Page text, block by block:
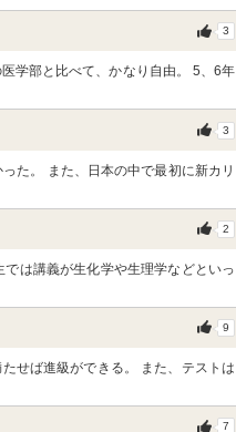
3
学部と比べて、かなり自由。 5、6年
3
た。 また、日本の中で最初に新カリ
2
は講義が生化学や生理学などといっ
9
せば進級ができる。 また、テストは
7